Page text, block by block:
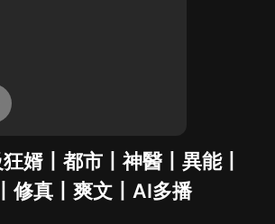
婿丨都市丨神醫丨異能丨
修真丨爽文丨AI多播